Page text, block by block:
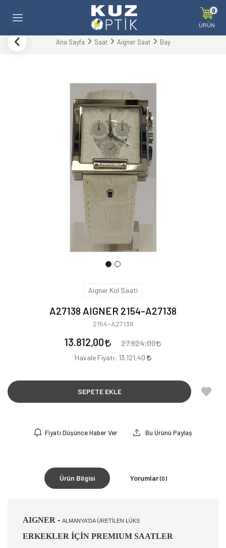
0
ÜRÜN
Ana Sayfa Saat Aigner Saat Bay
Aigner Kol Saati
A27138 AIGNER 2154-A27138
2154-A27138
13.812,00 27.624,00
Havale Fiyatı: 13.121,40
SEPETE EKLE
Fiyatı Düşünce Haber Ver Bu Ürünü Paylaş
Ürün Bilgisi Yorumlar(0)
AIGNER - ALMANYA'DA ÜRETİLEN LÜKS
ERKEKLER İÇİN PREMIUM SAATLER